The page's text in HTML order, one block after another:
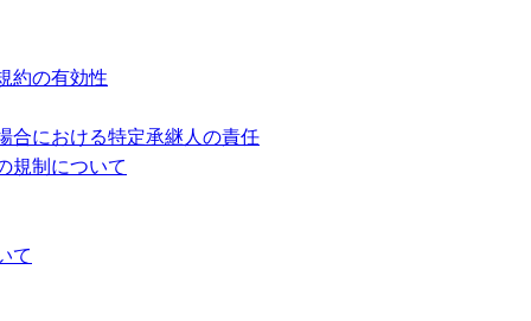
約の有効性
合における特定承継人の責任
規制について
て